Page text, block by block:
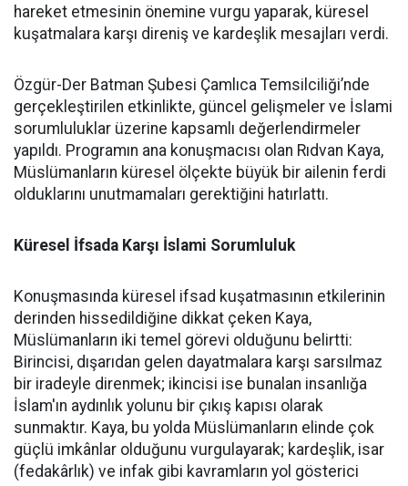
hareket etmesinin önemine vurgu yaparak, küresel
kuşatmalara karşı direniş ve kardeşlik mesajları verdi.
Özgür-Der Batman Şubesi Çamlıca Temsilciliği’nde
gerçekleştirilen etkinlikte, güncel gelişmeler ve İslami
sorumluluklar üzerine kapsamlı değerlendirmeler
yapıldı. Programın ana konuşmacısı olan Rıdvan Kaya,
Müslümanların küresel ölçekte büyük bir ailenin ferdi
olduklarını unutmamaları gerektiğini hatırlattı.
Küresel İfsada Karşı İslami Sorumluluk
Konuşmasında küresel ifsad kuşatmasının etkilerinin
derinden hissedildiğine dikkat çeken Kaya,
Müslümanların iki temel görevi olduğunu belirtti:
Birincisi, dışarıdan gelen dayatmalara karşı sarsılmaz
bir iradeyle direnmek; ikincisi ise bunalan insanlığa
İslam'ın aydınlık yolunu bir çıkış kapısı olarak
sunmaktır. Kaya, bu yolda Müslümanların elinde çok
güçlü imkânlar olduğunu vurgulayarak; kardeşlik, isar
(fedakârlık) ve infak gibi kavramların yol gösterici